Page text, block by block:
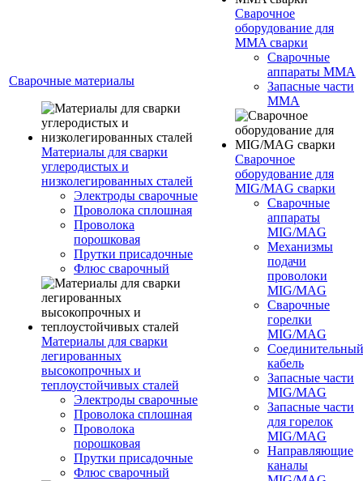
Сварочные материалы
Материалы для сварки
углеродистых и
низколегированных сталей
Электроды сварочные
Проволока сплошная
Проволока
порошковая
Прутки присадочные
Флюс сварочный
Материалы для сварки
легированных
высокопрочных и
теплоустойчивых сталей
Электроды сварочные
Проволока сплошная
Проволока
порошковая
Прутки присадочные
Флюс сварочный
Сварочное
оборудование для
MMA сварки
Сварочные
аппараты MMA
Запасные части
MMA
Сварочное
оборудование для
MIG/MAG сварки
Сварочные
аппараты
MIG/MAG
Механизмы
подачи
проволоки
MIG/MAG
Сварочные
горелки
MIG/MAG
Соединительный
кабель
Запасные части
MIG/MAG
Запасные части
для горелок
MIG/MAG
Направляющие
каналы